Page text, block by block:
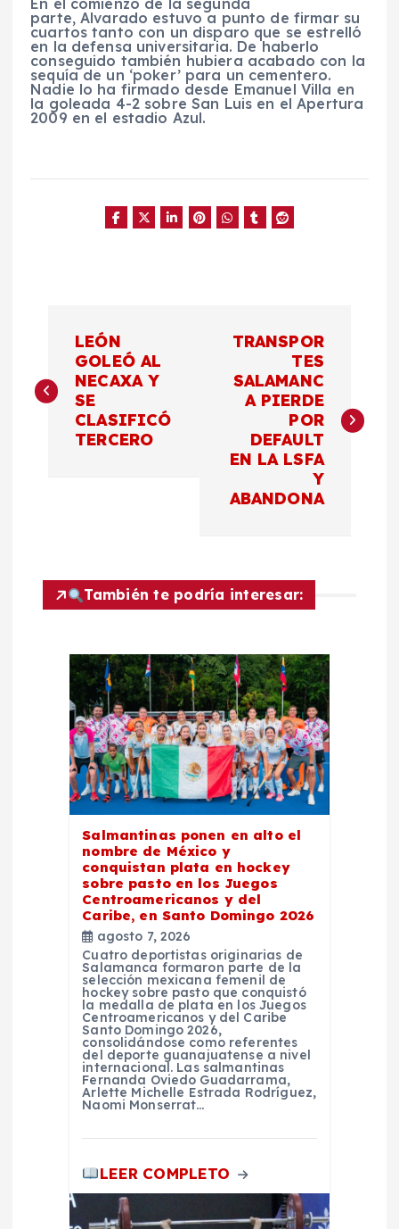
En el comienzo de la segunda
parte, Alvarado estuvo a punto de firmar su
cuartos tanto con un disparo que se estrelló
en la defensa universitaria. De haberlo
conseguido también hubiera acabado con la
sequía de un ‘poker’ para un cementero.
Nadie lo ha firmado desde Emanuel Villa en
la goleada 4-2 sobre San Luis en el Apertura
2009 en el estadio Azul.
a
v
c
LEÓN
GOLEÓ AL
NECAXA Y
SE
CLASIFICÓ
TERCERO
TRANSPOR
TES
SALAMANC
A PIERDE
POR
DEFAULT
EN LA LSFA
Y
ABANDONA
También te podría interesar:
Salmantinas ponen en alto el
nombre de México y
conquistan plata en hockey
sobre pasto en los Juegos
Centroamericanos y del
Caribe, en Santo Domingo 2026
agosto 7, 2026
Cuatro deportistas originarias de
Salamanca formaron parte de la
selección mexicana femenil de
hockey sobre pasto que conquistó
la medalla de plata en los Juegos
Centroamericanos y del Caribe
Santo Domingo 2026,
consolidándose como referentes
del deporte guanajuatense a nivel
internacional. Las salmantinas
Fernanda Oviedo Guadarrama,
Arlette Michelle Estrada Rodríguez,
Naomi Monserrat…
LEER COMPLETO